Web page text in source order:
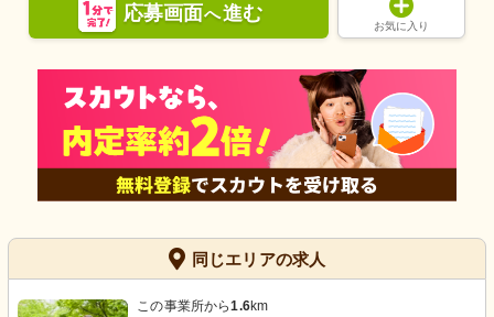
応募画面へ進む
お気に入り
同じエリアの求人
この事業所から1.6km